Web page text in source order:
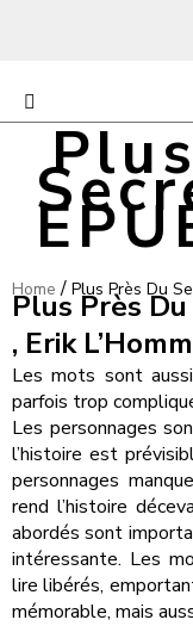
Home / Plus Près Du
Plus Près
, Erik
Les mots sont
parfois trop
Les personnages
l’histoire est
personnages
rend l’histoire
abordés sont
intéressante. Les
lire libérés,
mémorable, mais